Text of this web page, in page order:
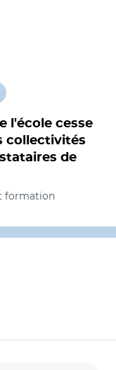
l'école cesse
collectivités
de
formation